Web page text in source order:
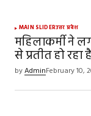
MAIN SLIDERउत्तर प्रदेश
महिलाकर्मी ने
से प्रतीत हो रहा
byAdminFebruary 10,